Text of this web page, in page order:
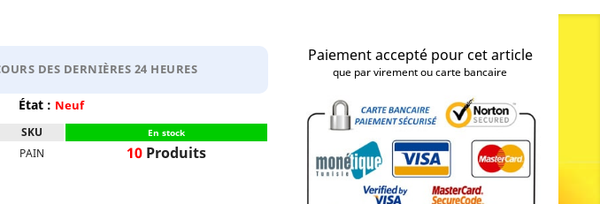
DES DERNIÈRES 24 HEURES
État : Neuf
SKU En stock
PAIN 10Produits
Paiement accepté pour cet article
que par virement ou carte bancaire